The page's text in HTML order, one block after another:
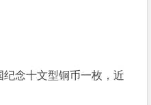
念十文型铜币一枚，近